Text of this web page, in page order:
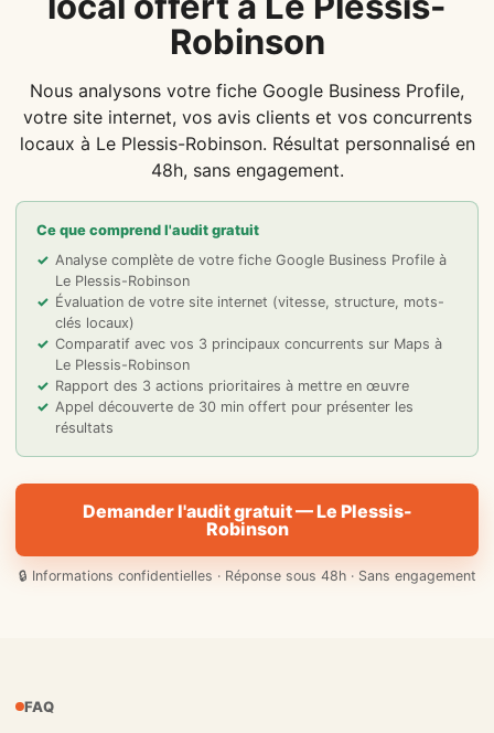
Robinson
Nous analysons votre fiche Google Business Profile,
votre site internet, vos avis clients et vos concurrents
locaux à Le Plessis-Robinson. Résultat personnalisé en
48h, sans engagement.
Ce que comprend l'audit gratuit
Analyse complète de votre fiche Google Business Profile à
Le Plessis-Robinson
Évaluation de votre site internet (vitesse, structure, mots-
clés locaux)
Comparatif avec vos 3 principaux concurrents sur Maps à
Le Plessis-Robinson
Rapport des 3 actions prioritaires à mettre en œuvre
Appel découverte de 30 min offert pour présenter les
résultats
Demander l'audit gratuit — Le Plessis-
Robinson
🔒 Informations confidentielles · Réponse sous 48h · Sans engagement
FAQ